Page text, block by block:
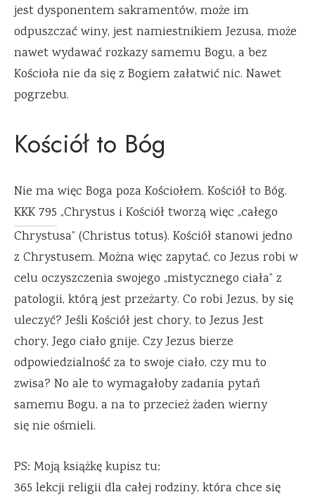
jest dysponentem sakramentów, może im
odpuszczać winy, jest namiestnikiem Jezusa, może
nawet wydawać rozkazy samemu Bogu, a bez
Kościoła nie da się z Bogiem załatwić nic. Nawet
pogrzebu.
Kościół to Bóg
Nie ma więc Boga poza Kościołem. Kościół to Bóg.
KKK 795 „Chrystus i Kościół tworzą więc „całego
Chrystusa” (Christus totus). Kościół stanowi jedno
z Chrystusem. Można więc zapytać, co Jezus robi w
celu oczyszczenia swojego „mistycznego ciała” z
patologii, którą jest przeżarty. Co robi Jezus, by się
uleczyć? Jeśli Kościół jest chory, to Jezus Jest
chory, Jego ciało gnije. Czy Jezus bierze
odpowiedzialność za to swoje ciało, czy mu to
zwisa? No ale to wymagałoby zadania pytań
samemu Bogu, a na to przecież żaden wierny
się nie ośmieli.
PS: Moją książkę kupisz tu:
365 lekcji religii dla całej rodziny, która chce się